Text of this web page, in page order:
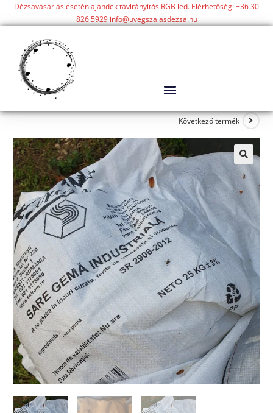
Dézsavásárlás esetén ajándék távirányítós RGB led. Elérhetőség: +36 30
826 5929 info@uvegszalasdezsa.hu
Következő termék